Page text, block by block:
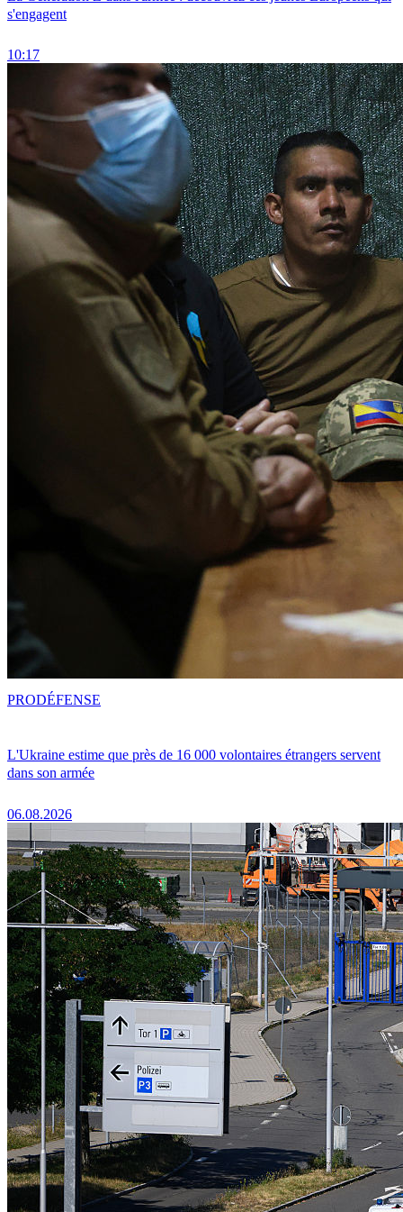
s'engagent
10:17
L'Ukraine estime que près de 16 000 volontaires étrangers servent
dans son armée
06.08.2026
PRODÉFENSE